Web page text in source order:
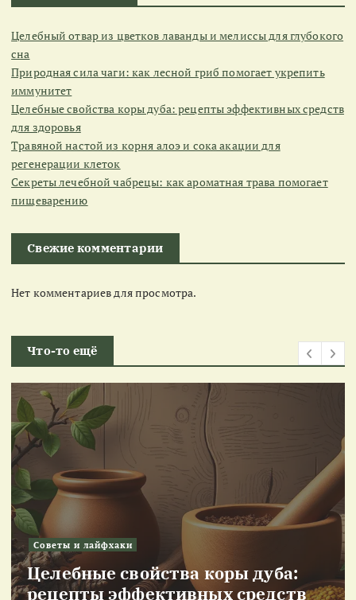
Целебный отвар из цветков лаванды и мелиссы для глубокого
сна
Природная сила чаги: как лесной гриб помогает укрепить
иммунитет
Целебные свойства коры дуба: рецепты эффективных средств
для здоровья
Травяной настой из корня алоэ и сока акации для
регенерации клеток
Секреты лечебной чабрецы: как ароматная трава помогает
пищеварению
Свежие комментарии
Нет комментариев для просмотра.
Что-то ещё
Советы и лайфхаки
Целебные свойства коры дуба:
рецепты эффективных средств